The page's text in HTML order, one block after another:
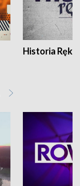
Historia Ręką